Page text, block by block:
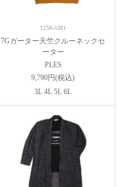
1258-5381
7Gガーター天竺クルーネックセ
ーター
PLES
9,790円(税込)
3L 4L 5L 6L